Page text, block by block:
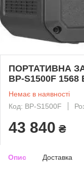
ПОРТАТИВНА
BP-S1500F 1568
Немає в наявності
Код: BP-S1500F
43 840 ₴
Опис Доставка